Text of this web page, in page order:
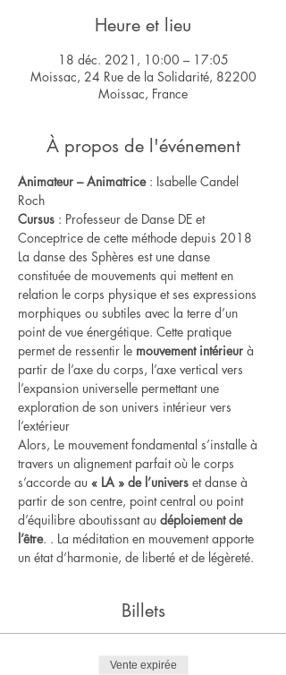
Heure et lieu
18 déc. 2021, 10:00 – 17:05
Moissac, 24 Rue de la Solidarité, 82200
Moissac, France
À propos de l'événement
Animateur – Animatrice : Isabelle Candel
Roch
Cursus : Professeur de Danse DE et
Conceptrice de cette méthode depuis 2018
La danse des Sphères est une danse
constituée de mouvements qui mettent en
relation le corps physique et ses expressions
morphiques ou subtiles avec la terre d’un
point de vue énergétique. Cette pratique
permet de ressentir le mouvement intérieur à
partir de l’axe du corps, l’axe vertical vers
l’expansion universelle permettant une
exploration de son univers intérieur vers
l’extérieur
Alors, Le mouvement fondamental s’installe à
travers un alignement parfait où le corps
s’accorde au « LA » de l’univers et danse à
partir de son centre, point central ou point
d’équilibre aboutissant au déploiement de
l’être. . La méditation en mouvement apporte
un état d’harmonie, de liberté et de légèreté.
Billets
Vente expirée